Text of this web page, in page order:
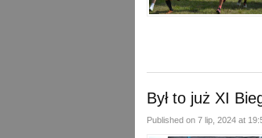
Był to już XI
Published on 7 lip, 2024 at